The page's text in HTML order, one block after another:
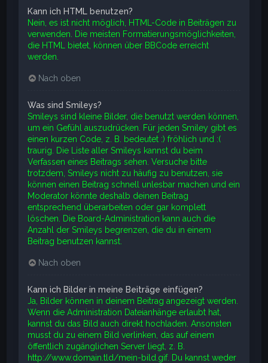
Kann ich HTML benutzen?
Nein, es ist nicht möglich, HTML-Code in Beiträgen zu
verwenden. Die meisten Formatierungsmöglichkeiten,
die HTML bietet, können über BBCode erreicht
werden.
Nach oben
Was sind Smileys?
Smileys sind kleine Bilder, die benutzt werden können,
um ein Gefühl auszudrücken. Für jeden Smiley gibt es
einen kurzen Code, z. B. bedeutet :) fröhlich und :(
traurig. Die Liste aller Smileys kannst du beim
Verfassen eines Beitrags sehen. Versuche bitte
trotzdem, Smileys nicht zu häufig zu benutzen, sie
können einen Beitrag schnell unlesbar machen und ein
Moderator könnte deshalb deinen Beitrag
entsprechend überarbeiten oder gar komplett
löschen. Die Board-Administration kann auch die
Anzahl der Smileys begrenzen, die du in einem
Beitrag benutzen kannst.
Nach oben
Kann ich Bilder in meine Beiträge einfügen?
Ja, Bilder können in deinem Beitrag angezeigt werden.
Wenn die Administration Dateianhänge erlaubt hat,
kannst du das Bild auch direkt hochladen. Ansonsten
musst du zu einem Bild verlinken, das auf einem
öffentlich zugänglichen Server liegt, z. B.
http://www.domain.tld/mein-bild.gif. Du kannst weder